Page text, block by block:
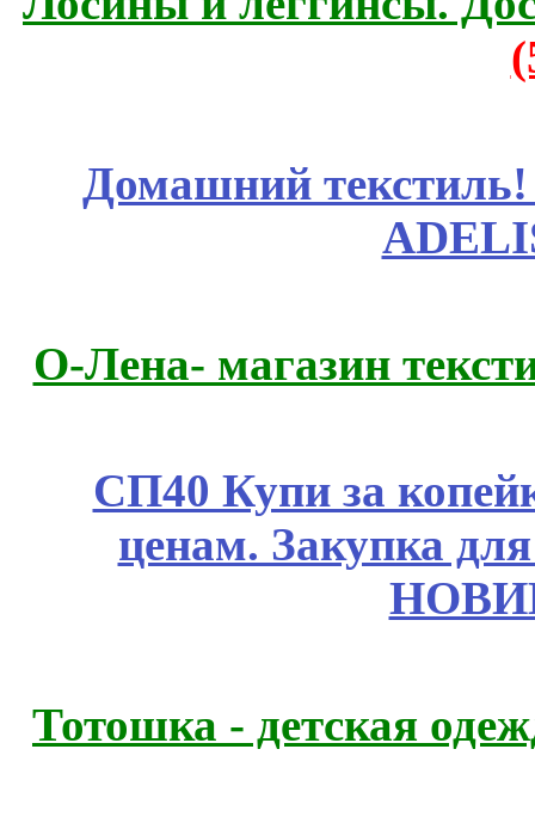
Домашний
О-Лена- магазин
СП40 Купи за
ценам. Закупка
Тотошка - детская